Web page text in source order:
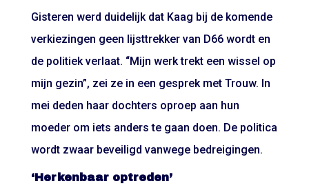
Gisteren werd duidelijk dat Kaag bij de komende
verkiezingen geen lijsttrekker van D66 wordt en
de politiek verlaat. “Mijn werk trekt een wissel op
mijn gezin”, zei ze in een gesprek met Trouw. In
mei deden haar dochters oproep aan hun
moeder om iets anders te gaan doen. De politica
wordt zwaar beveiligd vanwege bedreigingen.
‘Herkenbaar optreden’